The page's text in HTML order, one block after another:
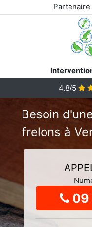
Partenaire
4.8/5
Besoin
frelons à
09